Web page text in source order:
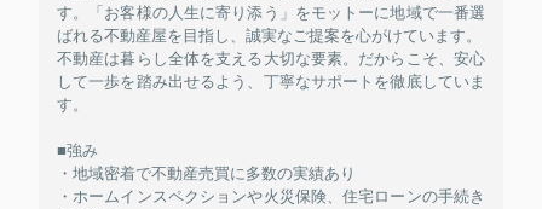
す。「お客様の人生に寄り添う」をモットーに地域で一番選
ばれる不動産屋を目指し、誠実なご提案を心がけています。
不動産は暮らし全体を支える大切な要素。だからこそ、安心
して一歩を踏み出せるよう、丁寧なサポートを徹底していま
す。
■強み
・地域密着で不動産売買に多数の実績あり
・ホームインスペクションや火災保険、住宅ローンの手続き